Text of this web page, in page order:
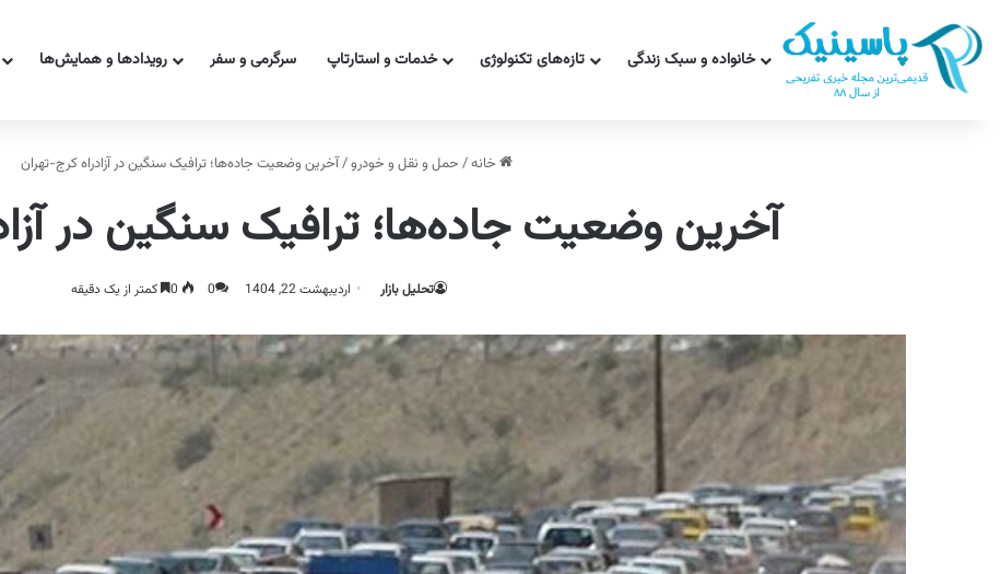
خانواده و سبک زندگی تازه‌های تکنولوژی خدمات و استارتاپ سرگرمی و سفر رویدادها و همایش‌ها
خانه/ حمل و نقل و خودرو/آخرین وضعیت جاده‌ها؛ ترافیک سنگین در آزادراه کرج-تهران
آخرین وضعیت جاده‌ها؛ ترافیک سنگین در
تحلیل بازار اردیبهشت 22, 1404 0 کمتر از یک دقیقه